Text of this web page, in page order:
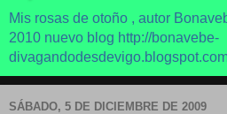
Mis rosas de otoño , autor
2010 nuevo blog http://bonavebe-
SÁBADO, 5 DE DICIEMBRE DE 2009